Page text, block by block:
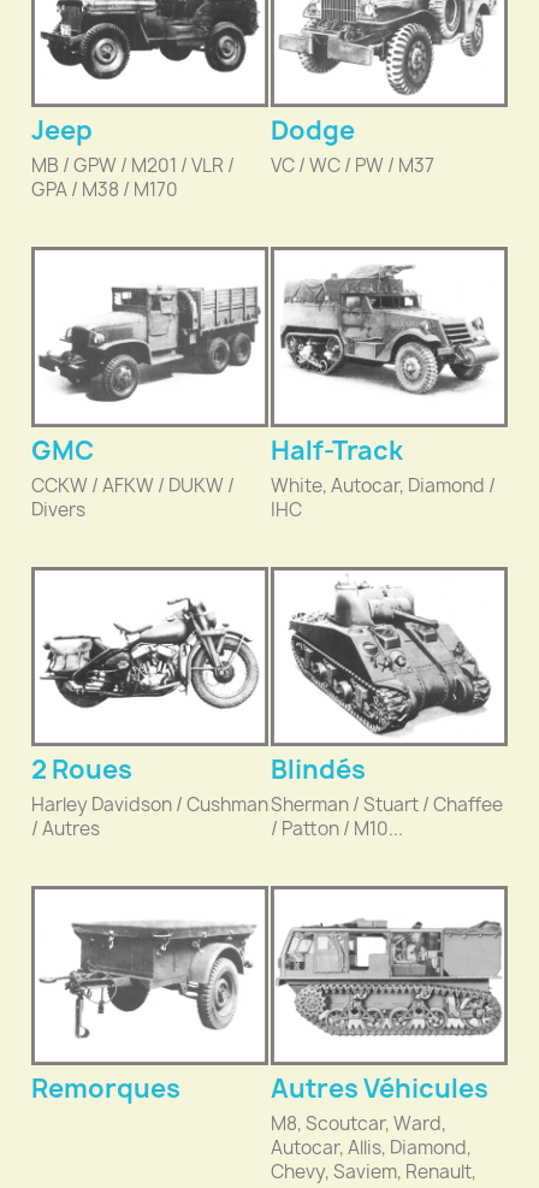
Jeep
MB / GPW / M201 / VLR /
GPA / M38 / M170
Dodge
VC / WC / PW / M37
GMC
CCKW / AFKW / DUKW /
Divers
Half-Track
White, Autocar, Diamond /
IHC
2 Roues
Harley Davidson / Cushman
/ Autres
Blindés
Sherman / Stuart / Chaffee
/ Patton / M10...
Remorques Autres Véhicules
M8, Scoutcar, Ward,
Autocar, Allis, Diamond,
Chevy, Saviem, Renault,